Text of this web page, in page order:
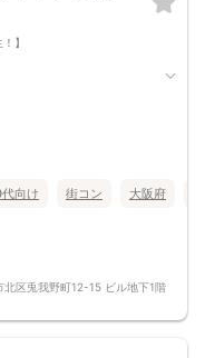
】
ください。
上の遅刻はご参加をお断り
向け 街コン 大阪府
区兎我野町12-15 ビル地下1階